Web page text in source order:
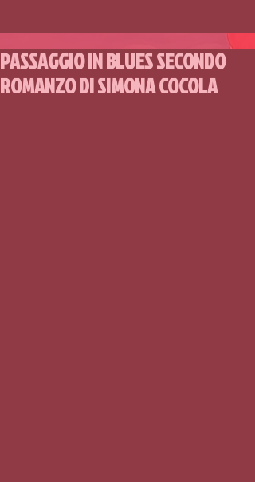
PASSAGGIO IN BLUES SECONDO
ROMANZO DI SIMONA COCOLA